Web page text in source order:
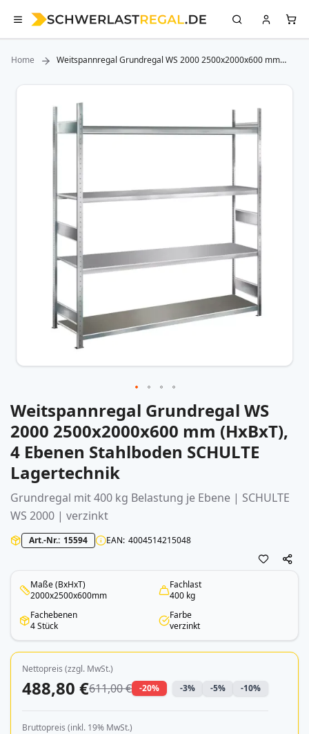
Home
Weitspannregal Grundregal WS 2000 2500x2000x600 mm
Zum
Bildergalerie
Zum
Anfang
der
Bildergalerie
springen
Weitspannregal Grundregal WS
2000 2500x2000x600 mm (HxBxT),
4 Ebenen Stahlboden SCHULTE
Lagertechnik
Grundregal mit 400 kg Belastung je Ebene | SCHULTE
WS 2000 | verzinkt
Art.-Nr. 15594 EAN 4004514215048
Maße (BxHxT)
2000x2500x600mm
Fachlast
400 kg
Fachebenen
4 Stück
Farbe
verzinkt
Nettopreis (zzgl. MwSt.)
488,80 €611,00 € -20% -3% -5% -10%
Bruttopreis (inkl. 19% MwSt.)